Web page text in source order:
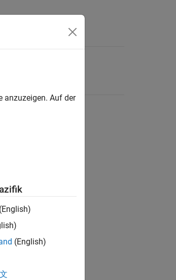
anzuzeigen. Auf der
(English)
(English)